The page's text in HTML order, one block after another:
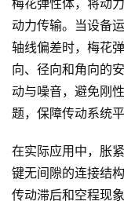
梅花弹性体，将动
动力传输。当设备
轴线偏差时，梅花
向、径向和角向的
动与噪音，避免刚
题，保障传动系统平
在实际应用中，胀
键无间隙的连接结
传动滞后和空程现